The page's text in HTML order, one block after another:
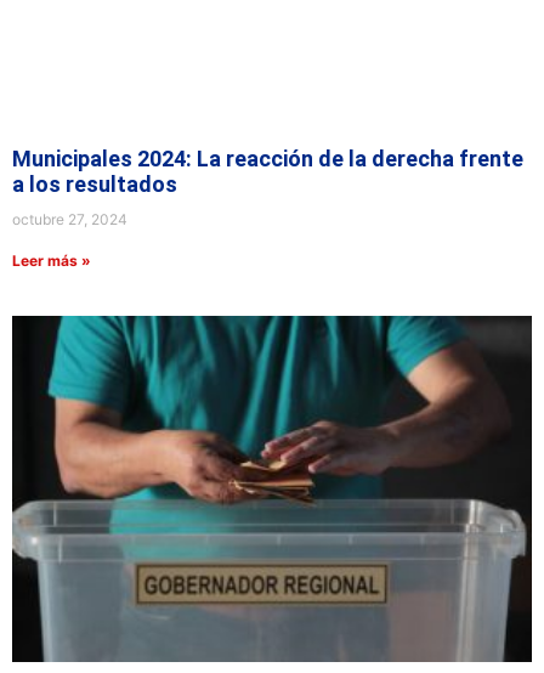
Municipales 2024: La reacción de la derecha frente
a los resultados
octubre 27, 2024
Leer más »